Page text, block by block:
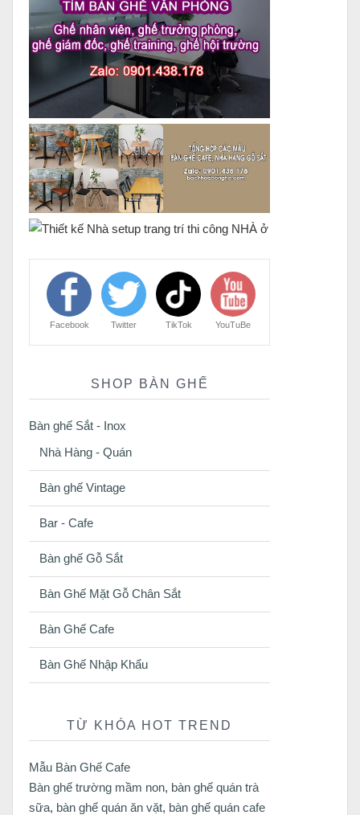
Facebook Twitter TikTok YouTuBe
SHOP BÀN GHẾ
Bàn ghế Sắt - Inox
Nhà Hàng - Quán
Bàn ghế Vintage
Bar - Cafe
Bàn ghế Gỗ Sắt
Bàn Ghế Mặt Gỗ Chân Sắt
Bàn Ghế Cafe
Bàn Ghế Nhập Khẩu
TỪ KHÓA HOT TREND
Mẫu Bàn Ghế Cafe
Bàn ghế trường mầm non, bàn ghế quán trà
sữa, bàn ghế quán ăn vặt, bàn ghế quán cafe